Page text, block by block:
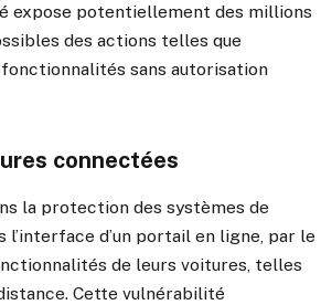
expose potentiellement des millions
des actions telles que
sans autorisation
connectées
la protection des systèmes de
d’un portail en ligne, par le
de leurs voitures, telles
Cette vulnérabilité